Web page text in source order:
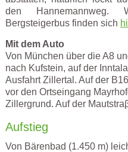
den Hannemannweg.
Bergsteigerbus finden sich
Mit dem Auto
Von München über die A8
nach Kufstein, auf der
Ausfahrt Zillertal. Auf der
vor den Ortseingang
Zillergrund. Auf der
Aufstieg
Von Bärenbad (1.450 m)